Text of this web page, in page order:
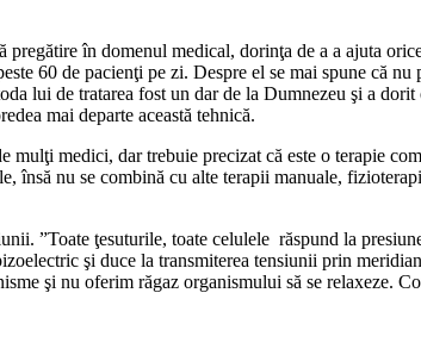
în domenul medical, dorinţa de a a ajuta
60 de pacienţi pe zi. Despre el se mai spune că
lui de tratarea fost un dar de la Dumnezeu şi a
mai departe această tehnică.
medici, dar trebuie precizat că este o terapie
însă nu se combină cu alte terapii manuale,
”Toate ţesuturile, toate celulele răspund la
şi duce la transmiterea tensiunii prin
şi nu oferim răgaz organismului să se relaxeze.